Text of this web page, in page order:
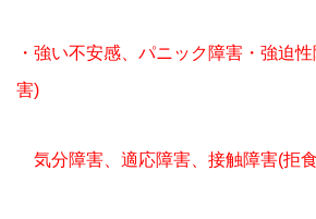
・強い不安感、パニック障害・強迫
害)
気分障害、適応障害、接触障害(拒